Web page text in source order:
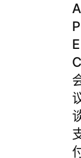
A
P
E
C